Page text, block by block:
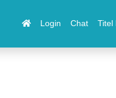
Login Chat Titel